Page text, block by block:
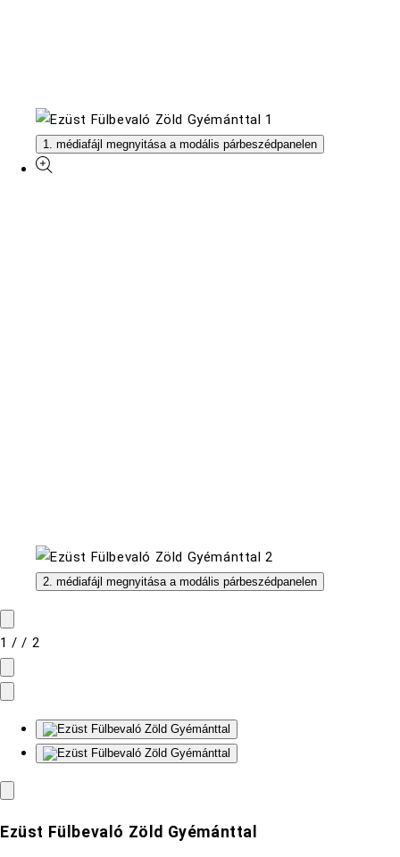
1. médiafájl megnyitása a modális párbeszédpanelen
2. médiafájl megnyitása a modális párbeszédpanelen
1 // 2
Ezüst Fülbevaló Zöld Gyémánttal